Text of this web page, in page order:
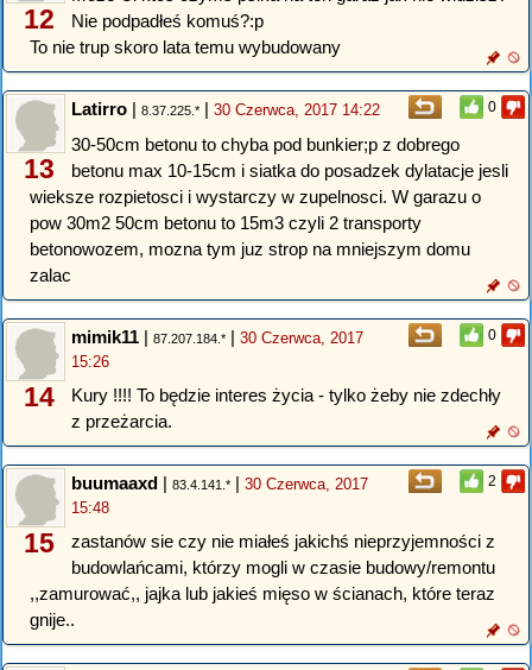
12
Nie podpadłeś komuś?:p
To nie trup skoro lata temu wybudowany
0
13
Latirro | 8.37.225.* | 30 Czerwca, 2017 14:22
30-50cm betonu to chyba pod bunkier;p z dobrego
betonu max 10-15cm i siatka do posadzek dylatacje jesli
wieksze rozpietosci i wystarczy w zupelnosci. W garazu o
pow 30m2 50cm betonu to 15m3 czyli 2 transporty
betonowozem, mozna tym juz strop na mniejszym domu
zalac
0
14
mimik11 | 87.207.184.* | 30 Czerwca, 2017
15:26
Kury !!!! To będzie interes życia - tylko żeby nie zdechły
z przeżarcia.
2
15
buumaaxd | 83.4.141.* | 30 Czerwca, 2017
15:48
zastanów sie czy nie miałeś jakichś nieprzyjemności z
budowlańcami, którzy mogli w czasie budowy/remontu
,,zamurować,, jajka lub jakieś mięso w ścianach, które teraz
gnije..